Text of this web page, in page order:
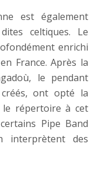
est également
celtiques. Le
enrichi
France. Après la
le pendant
ont opté la
le répertoire à cet
Pipe Band
interprètent des